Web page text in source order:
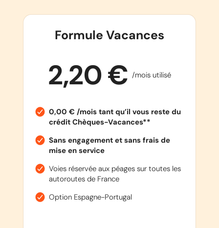
Formule Vacances
2,20 € /mois utilisé
0,00 € /mois tant qu’il vous reste du
crédit Chèques-Vacances**
Sans engagement et sans frais de
mise en service
Voies réservée aux péages sur toutes les
autoroutes de France
Option Espagne-Portugal